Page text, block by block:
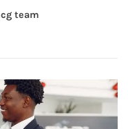
team